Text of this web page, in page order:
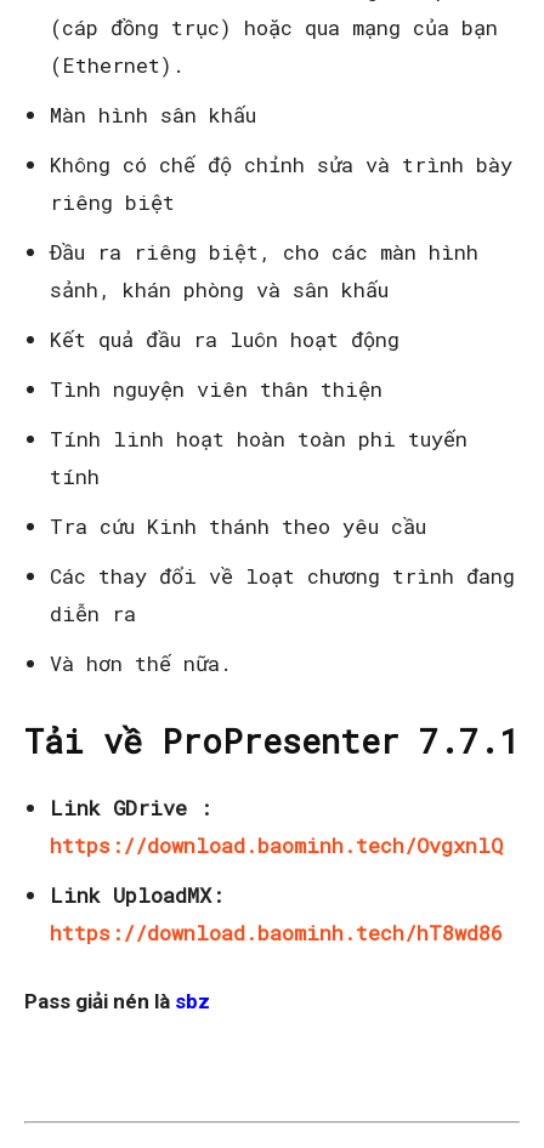
(cáp đồng trục) hoặc qua mạng của bạn
(Ethernet).
Màn hình sân khấu
Không có chế độ chỉnh sửa và trình bày
riêng biệt
Đầu ra riêng biệt, cho các màn hình
sảnh, khán phòng và sân khấu
Kết quả đầu ra luôn hoạt động
Tình nguyện viên thân thiện
Tính linh hoạt hoàn toàn phi tuyến
tính
Tra cứu Kinh thánh theo yêu cầu
Các thay đổi về loạt chương trình đang
diễn ra
Và hơn thế nữa.
Tải về ProPresenter 7.7.1
Link GDrive :
https://download.baominh.tech/OvgxnlQ
Link UploadMX:
https://download.baominh.tech/hT8wd86
Pass giải nén là sbz